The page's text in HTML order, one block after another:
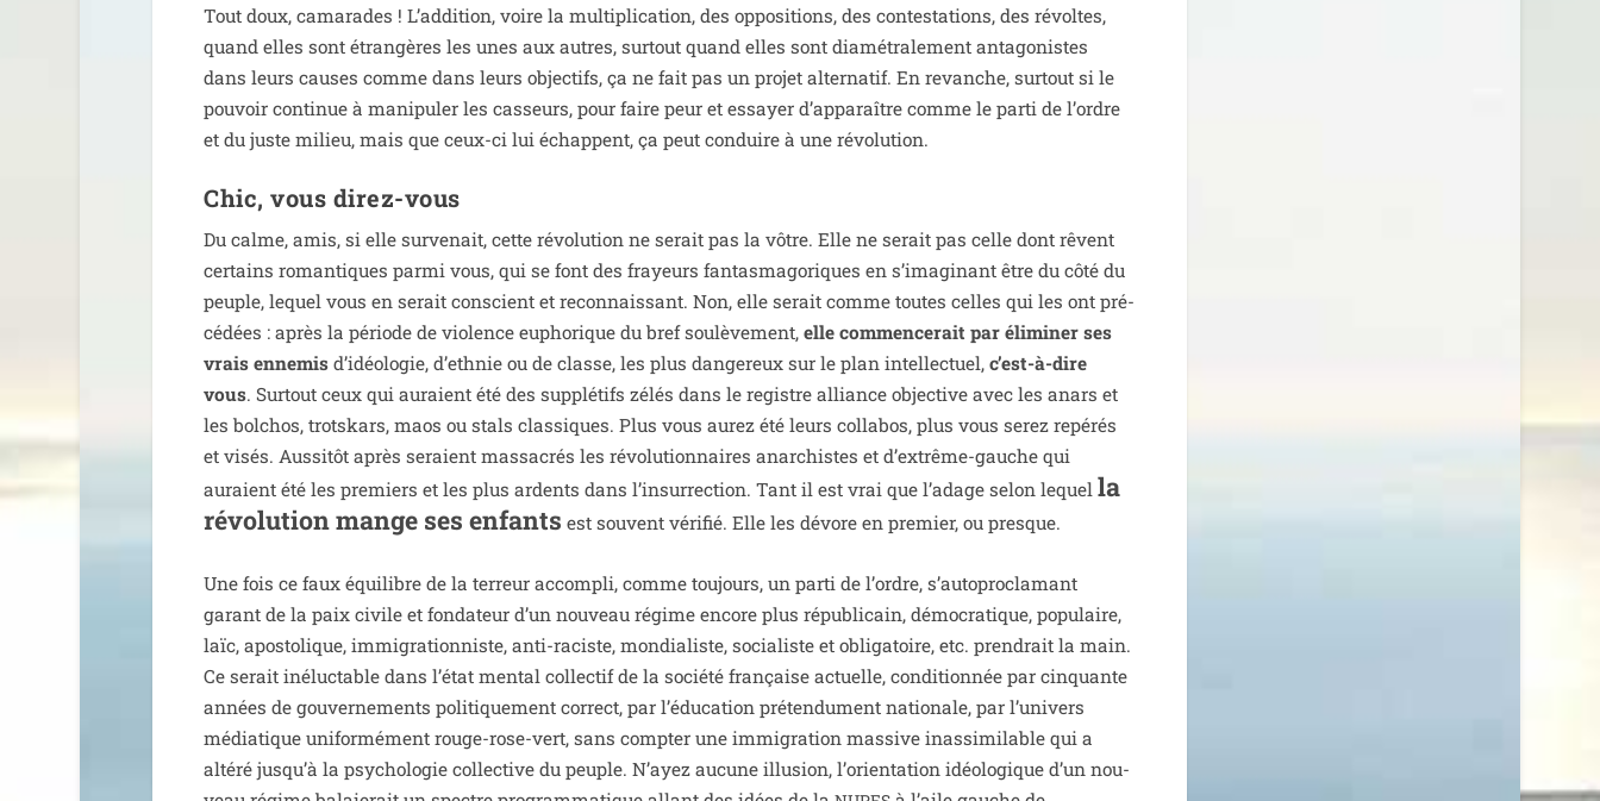
Tout doux, cama­rades ! L’addition, voire la mul­ti­pli­ca­tion, des oppo­si­tions, des contes­ta­tions, des révoltes,
quand elles sont étran­gères les unes aux autres, sur­tout quand elles sont dia­mé­tra­le­ment anta­go­nistes
dans leurs causes comme dans leurs objec­tifs, ça ne fait pas un pro­jet alter­na­tif. En revanche, sur­tout si le
pou­voir conti­nue à mani­pu­ler les cas­seurs, pour faire peur et essayer d’ap­pa­raître comme le par­ti de l’ordre
et du juste milieu, mais que ceux-ci lui échappent, ça peut conduire à une révolution.
Chic, vous direz-vous
Du calme, amis, si elle sur­ve­nait, cette révo­lu­tion ne serait pas la vôtre. Elle ne serait pas celle dont rêvent
cer­tains roman­tiques par­mi vous, qui se font des frayeurs fan­tas­ma­go­riques en s’i­ma­gi­nant être du côté du
peuple, lequel vous en serait conscient et recon­nais­sant. Non, elle serait comme toutes celles qui les ont pré­
cé­dées : après la période de vio­lence eupho­rique du bref sou­lè­ve­ment, elle com­men­ce­rait par éli­mi­ner ses
vrais enne­mis d’i­déo­lo­gie, d’ethnie ou de classe, les plus dan­ge­reux sur le plan intel­lec­tuel,c’est-à-dire
vous. Surtout ceux qui auraient été des sup­plé­tifs zélés dans le registre alliance objec­tive avec les anars et
les bol­chos, trots­kars, maos ou stals clas­siques. Plus vous aurez été leurs col­la­bos, plus vous serez repé­rés
et visés. Aussitôt après seraient mas­sa­crés les révo­lu­tion­naires anar­chistes et d’ex­trême-gauche qui
auraient été les pre­miers et les plus ardents dans l’in­sur­rec­tion. Tant il est vrai que l’adage selon lequella
révo­lu­tion mange ses enfants est sou­vent véri­fié. Elle les dévore en pre­mier, ou presque.
Une fois ce faux équi­libre de la ter­reur accom­pli, comme tou­jours, un par­ti de l’ordre, s’au­to­pro­cla­mant
garant de la paix civile et fon­da­teur d’un nou­veau régime encore plus répu­bli­cain, démo­cra­tique, popu­laire,
laïc, apos­to­lique, immi­gra­tion­niste, anti-raciste, mon­dia­liste, socia­liste et obli­ga­toire, etc. pren­drait la main.
Ce serait iné­luc­table dans l’état men­tal col­lec­tif de la socié­té fran­çaise actuelle, condi­tion­née par cin­quante
années de gou­ver­ne­ments poli­ti­que­ment cor­rect, par l’éducation pré­ten­du­ment natio­nale, par l’univers
média­tique uni­for­mé­ment rouge-rose-vert, sans comp­ter une immi­gra­tion mas­sive inas­si­mi­lable qui a
alté­ré jusqu’à la psy­cho­lo­gie col­lec­tive du peuple. N’ayez aucune illu­sion, l’o­rien­ta­tion idéo­lo­gique d’un nou­